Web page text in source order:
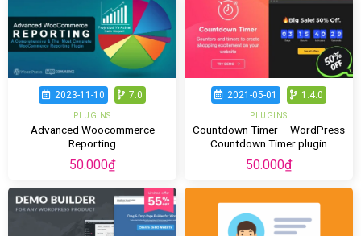
2023-11-10 7.0
PLUGINS
Advanced Woocommerce
Reporting
50.000₫
2021-05-01 1.4.0
PLUGINS
Countdown Timer – WordPress
Countdown Timer plugin
50.000₫